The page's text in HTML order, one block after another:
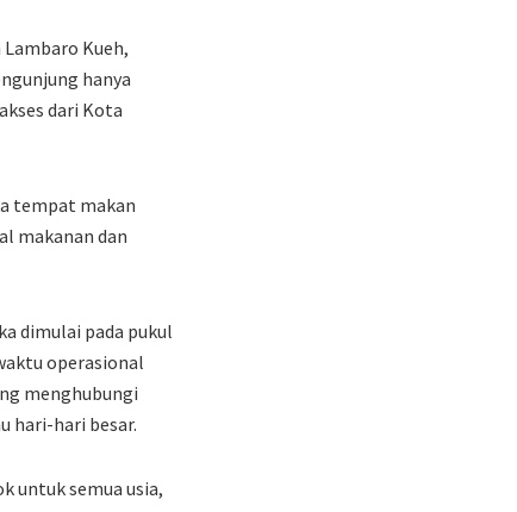
Kueh,
hanya
dari Kota
tempat makan
makanan dan
dimulai pada pukul
operasional
menghubungi
hari-hari besar.
untuk semua usia,